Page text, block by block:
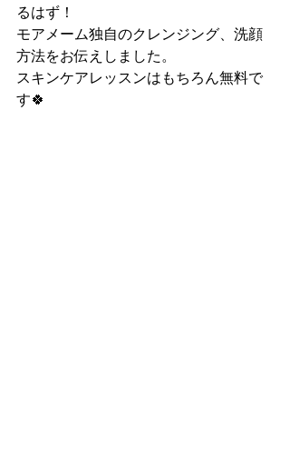
るはず！
モアメーム独自のクレンジング、洗顔
方法をお伝えしました。
スキンケアレッスンはもちろん無料で
す🍀